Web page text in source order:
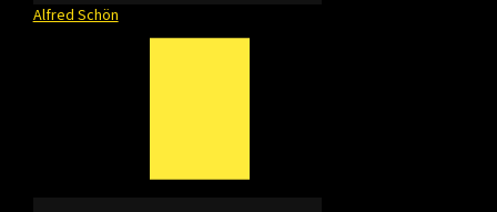
Alfred Schön